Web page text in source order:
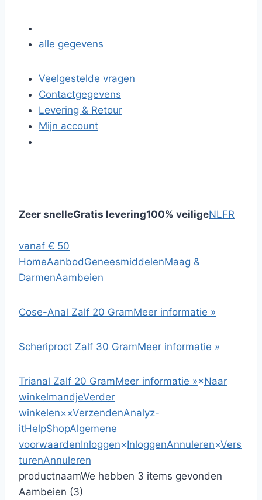
alle gegevens
Veelgestelde vragen
Contactgegevens
Levering & Retour
Mijn account
Zeer snelleGratis levering100% veiligeNLFR
vanaf € 50
HomeAanbodGeneesmiddelenMaag &
DarmenAambeien
Cose-Anal Zalf 20 GramMeer informatie »
Scheriproct Zalf 30 GramMeer informatie »
Trianal Zalf 20 GramMeer informatie »×Naar
winkelmandjeVerder
winkelen××VerzendenAnalyz-
itHelpShopAlgemene
voorwaardenInloggen×InloggenAnnuleren×Vers
turenAnnuleren
productnaamWe hebben 3 items gevonden
Aambeien (3)